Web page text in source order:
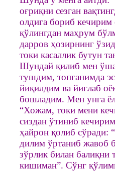
оғриқни сезган
олдига бориб кечирим
қўлингдан маҳрум
дарров ҳозирнинг
токи касаллик бутун
Шундай қилиб мен
тушдим, топганимда
йиқилдим ва йиғлаб
бошладим. Мен унга
“Хожам, токи мени
сиздан ўтиниб
ҳайрон қолиб сўради:
дилим ўртаниб жавоб
зўрлик билан балиқни
кишиман”. Сўнг